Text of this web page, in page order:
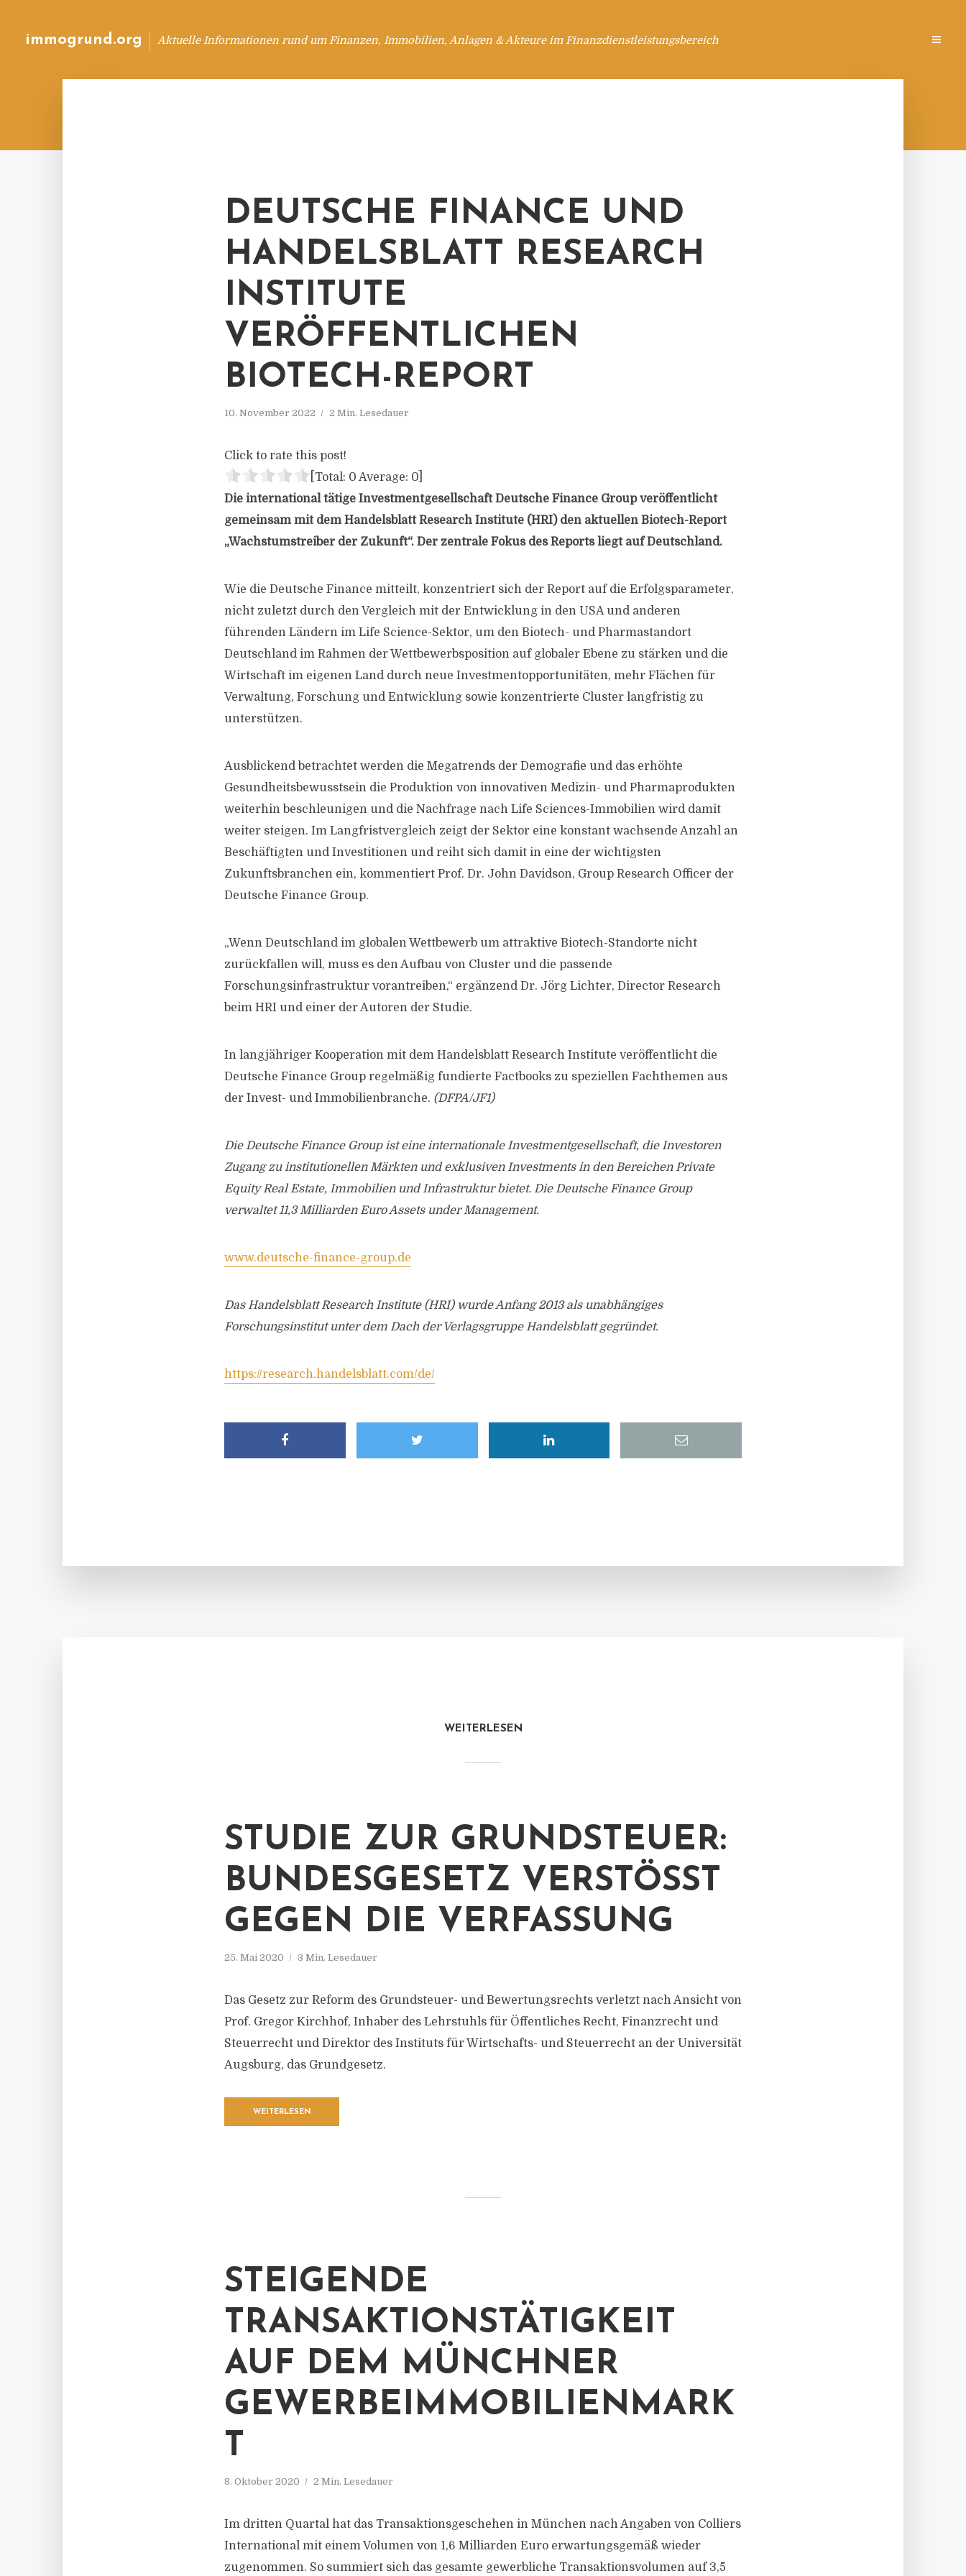
immogrund.org Aktuelle Informationen rund um Finanzen, Immobilien, Anlagen & Akteure im Finanzdienstleistungsbereich
DEUTSCHE FINANCE UND
HANDELSBLATT RESEARCH
INSTITUTE
VERÖFFENTLICHEN
BIOTECH-REPORT
10. November 2022 2 Min. Lesedauer
Click to rate this post!
[Total: 0 Average: 0
Die international tätige Investmentgesellschaft Deutsche Finance Group veröffentlicht
gemeinsam mit dem Handelsblatt Research Institute (HRI) den aktuellen Biotech-Report
„Wachstumstreiber der Zukunft“. Der zentrale Fokus des Reports liegt auf Deutschland.
Wie die Deutsche Finance mitteilt, konzentriert sich der Report auf die Erfolgsparameter,
nicht zuletzt durch den Vergleich mit der Entwicklung in den USA und anderen
führenden Ländern im Life Science-Sektor, um den Biotech- und Pharmastandort
Deutschland im Rahmen der Wettbewerbsposition auf globaler Ebene zu stärken und die
Wirtschaft im eigenen Land durch neue Investmentopportunitäten, mehr Flächen für
Verwaltung, Forschung und Entwicklung sowie konzentrierte Cluster langfristig zu
unterstützen.
Ausblickend betrachtet werden die Megatrends der Demografie und das erhöhte
Gesundheitsbewusstsein die Produktion von innovativen Medizin- und Pharmaprodukten
weiterhin beschleunigen und die Nachfrage nach Life Sciences-Immobilien wird damit
weiter steigen. Im Langfristvergleich zeigt der Sektor eine konstant wachsende Anzahl an
Beschäftigten und Investitionen und reiht sich damit in eine der wichtigsten
Zukunftsbranchen ein, kommentiert Prof. Dr. John Davidson, Group Research Officer der
Deutsche Finance Group.
„Wenn Deutschland im globalen Wettbewerb um attraktive Biotech-Standorte nicht
zurückfallen will, muss es den Aufbau von Cluster und die passende
Forschungsinfrastruktur vorantreiben,“ ergänzend Dr. Jörg Lichter, Director Research
beim HRI und einer der Autoren der Studie.
In langjähriger Kooperation mit dem Handelsblatt Research Institute veröffentlicht die
Deutsche Finance Group regelmäßig fundierte Factbooks zu speziellen Fachthemen aus
der Invest- und Immobilienbranche. (DFPA/JF1)
Die Deutsche Finance Group ist eine internationale Investmentgesellschaft, die Investoren
Zugang zu institutionellen Märkten und exklusiven Investments in den Bereichen Private
Equity Real Estate, Immobilien und Infrastruktur bietet. Die Deutsche Finance Group
verwaltet 11,3 Milliarden Euro Assets under Management.
www.deutsche-finance-group.de
Das Handelsblatt Research Institute (HRI) wurde Anfang 2013 als unabhängiges
Forschungsinstitut unter dem Dach der Verlagsgruppe Handelsblatt gegründet.
https://research.handelsblatt.com/de/
WEITERLESEN
STUDIE ZUR GRUNDSTEUER:
BUNDESGESETZ VERSTÖSST G
EGEN DIE VERFASSUNG
25. Mai 2020 3 Min. Lesedauer
Das Gesetz zur Reform des Grundsteuer- und Bewertungsrechts verletzt nach Ansicht von
Prof. Gregor Kirchhof, Inhaber des Lehrstuhls für Öffentliches Recht, Finanzrecht und
Steuerrecht und Direktor des Instituts für Wirtschafts- und Steuerrecht an der Universität
Augsburg, das Grundgesetz.
WEITERLESEN
STEIGENDE
TRANSAKTIONSTÄTIGKEIT
AUF DEM MÜNCHNER
GEWERBEIMMOBILIENMARK
T
8. Oktober 2020 2 Min. Lesedauer
Im dritten Quartal hat das Transaktionsgeschehen in München nach Angaben von Colliers
International mit einem Volumen von 1,6 Milliarden Euro erwartungsgemäß wieder
zugenommen. So summiert sich das gesamte gewerbliche Transaktionsvolumen auf 3,5